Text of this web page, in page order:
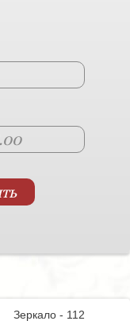
Зеркало - 112